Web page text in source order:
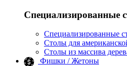
Специализированные
Специализированные
Столы для
Столы из массива
Фишки / Жетоны